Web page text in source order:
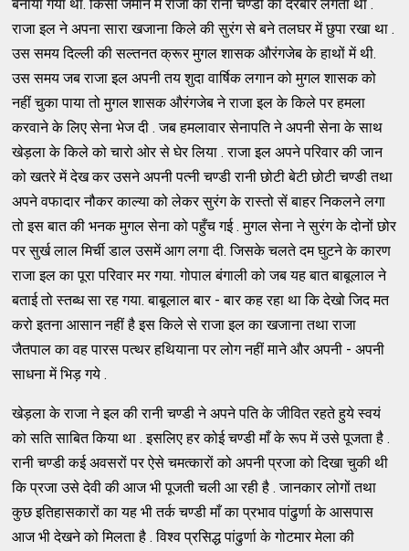
बनाया गया था. किसी जमाने में राजा की रानी चण्डी का दरबार लगता था .
राजा इल ने अपना सारा खजाना किले की सुरंग से बने तलघर में छुपा रखा था .
उस समय दिल्ली की सल्तनत क्रूर मुगल शासक औरंगजेब के हाथों में थी.
उस समय जब राजा इल अपनी तय शुदा वार्षिक लगान को मुगल शासक को
नहीं चुका पाया तो मुगल शासक औरंगजेब ने राजा इल के किले पर हमला
करवाने के लिए सेना भेज दी . जब हमलावार सेनापति ने अपनी सेना के साथ
खेड़ला के किले को चारो ओर से घेर लिया . राजा इल अपने परिवार की जान
को खतरे में देख कर उसने अपनी पत्नी चण्डी रानी छोटी बेटी छोटी चण्डी तथा
अपने वफादार नौकर काल्या को लेकर सुरंग के रास्तो सें बाहर निकलने लगा
तो इस बात की भनक मुगल सेना को पहुँच गई . मुगल सेना ने सुरंग के दोनों छोर
पर सुर्ख लाल मिर्ची डाल उसमें आग लगा दी. जिसके चलते दम घुटने के कारण
राजा इल का पूरा परिवार मर गया. गोपाल बंगाली को जब यह बात बाबूलाल ने
बताई तो स्तब्ध सा रह गया. बाबूलाल बार - बार कह रहा था कि देखो जिद मत
करो इतना आसान नहीं है इस किले से राजा इल का खजाना तथा राजा
जैतपाल का वह पारस पत्थर हथियाना पर लोग नहीं माने और अपनी - अपनी
साधना में भिड़ गये .
खेड़ला के राजा ने इल की रानी चण्डी ने अपने पति के जीवित रहते हुये स्वयं
को सति साबित किया था . इसलिए हर कोई चण्डी माँ के रूप में उसे पूजता है .
रानी चण्डी कई अवसरों पर ऐसे चमत्कारों को अपनी प्रजा को दिखा चुकी थी
कि प्रजा उसे देवी की आज भी पूजती चली आ रही है . जानकार लोगों तथा
कुछ इतिहासकारों का यह भी तर्क चण्डी माँ का प्रभाव पांढुर्णा के आसपास
आज भी देखने को मिलता है . विश्व प्रसिद्ध पांढुर्णा के गोटमार मेला की